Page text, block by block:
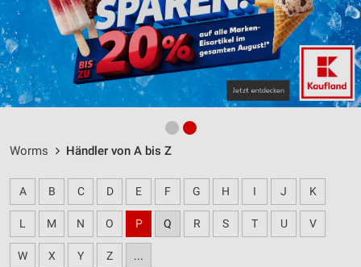
Worms Händler von A bis Z
A B C D E F G H I J K
L M N O P Q R S T U V
W X Y Z ...